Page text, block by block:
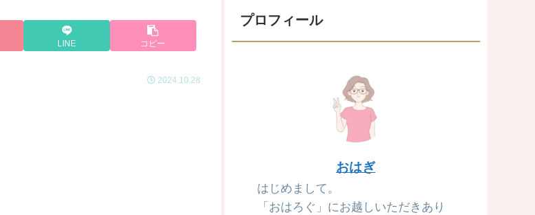
LINE コピー
2024.10.28
プロフィール
おはぎ
はじめまして。
「おはろぐ」にお越しいただきあり